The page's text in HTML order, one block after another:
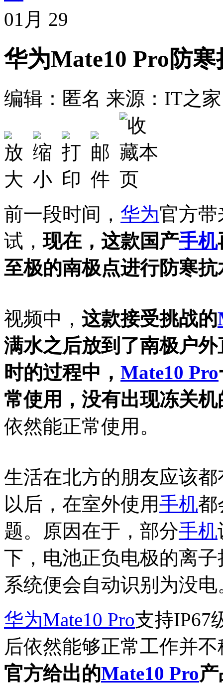
01月 29
华为Mate10 Pro防
编辑：匿名 来源：IT之家
前一段时间， 华为官方带
试，现在，这款国产手机
至极的南极点进行防寒
视频中， 这款接受挑战的
满水之后放到了南极户
时的过程中， Mate10 Pro
常使用，没有出现冻关
依然能正常使用。
生活在北方的朋友应该
以后，在室外使用手机都
题。原因在于，部分手机
下，电池正负电极的离
系统便会自动识别为没电
华为Mate10 Pro支持IP67
后依然能够正常工作并
官方给出的Mate10 Pro